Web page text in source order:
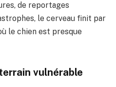
de reportages
le cerveau finit par
le chien est presque
vulnérable